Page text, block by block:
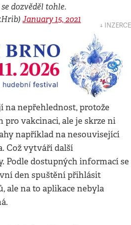
dozvěděl tohle.
January 15, 2021
↓ INZERCE
na nepřehlednost, protože
pro vakcinaci, ale je skrze ni
například na nesouvisející
Což vytváří další
Podle dostupných informací se
den spuštění přihlásit
ale na to aplikace nebyla